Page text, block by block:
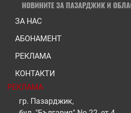
ЗА НАС
АБОНАМЕНТ
РЕКЛАМА
КОНТАКТИ
РЕКЛАМА
гр. Пазарджик,